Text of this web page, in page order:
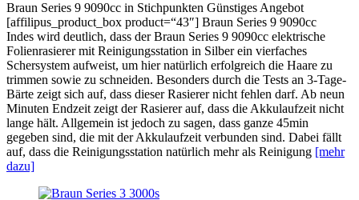
Braun Series 9 9090cc in Stichpunkten Günstiges Angebot
[affilipus_product_box product=“43″] Braun Series 9 9090cc
Indes wird deutlich, dass der Braun Series 9 9090cc elektrische
Folienrasierer mit Reinigungsstation in Silber ein vierfaches
Schersystem aufweist, um hier natürlich erfolgreich die Haare zu
trimmen sowie zu schneiden. Besonders durch die Tests an 3-Tage-
Bärte zeigt sich auf, dass dieser Rasierer nicht fehlen darf. Ab neun
Minuten Endzeit zeigt der Rasierer auf, dass die Akkulaufzeit nicht
lange hält. Allgemein ist jedoch zu sagen, dass ganze 45min
gegeben sind, die mit der Akkulaufzeit verbunden sind. Dabei fällt
auf, dass die Reinigungsstation natürlich mehr als Reinigung [mehr
dazu]